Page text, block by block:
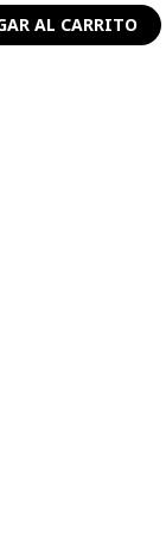
AL CARRITO